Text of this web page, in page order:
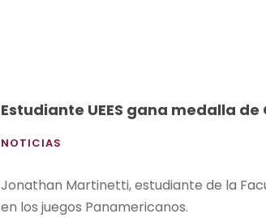
Estudiante UEES gana medalla
NOTICIAS
Jonathan Martinetti, estudiante de la
en los juegos Panamericanos.